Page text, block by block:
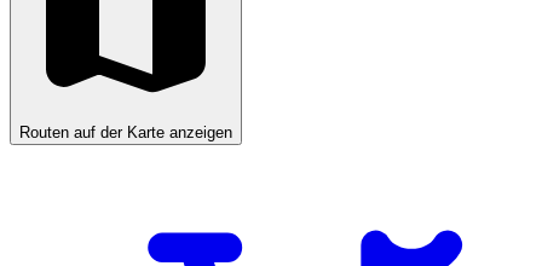
Routen auf der Karte anzeigen